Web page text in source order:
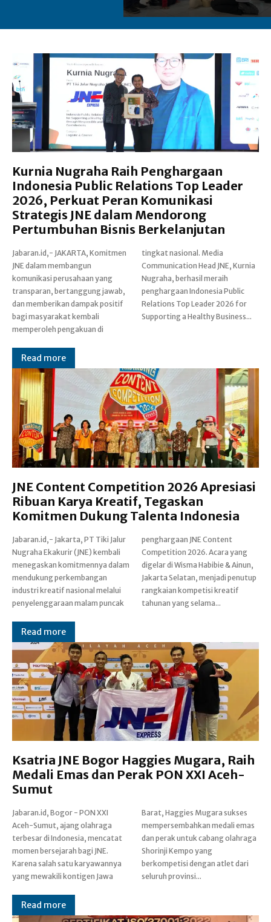
Kurnia Nugraha Raih Penghargaan
Indonesia Public Relations Top Leader
2026, Perkuat Peran Komunikasi
Strategis JNE dalam Mendorong
Pertumbuhan Bisnis Berkelanjutan
Jabaran.id,- JAKARTA, Komitmen
JNE dalam membangun
komunikasi perusahaan yang
transparan, bertanggung jawab,
dan memberikan dampak positif
bagi masyarakat kembali
memperoleh pengakuan di
tingkat nasional. Media
Communication Head JNE, Kurnia
Nugraha, berhasil meraih
penghargaan Indonesia Public
Relations Top Leader 2026 for
Supporting a Healthy Business...
Read more
JNE Content Competition 2026 Apresiasi
Ribuan Karya Kreatif, Tegaskan
Komitmen Dukung Talenta Indonesia
Jabaran.id,- Jakarta, PT Tiki Jalur
Nugraha Ekakurir (JNE) kembali
menegaskan komitmennya dalam
mendukung perkembangan
industri kreatif nasional melalui
penyelenggaraan malam puncak
penghargaan JNE Content
Competition 2026. Acara yang
digelar di Wisma Habibie & Ainun,
Jakarta Selatan, menjadi penutup
rangkaian kompetisi kreatif
tahunan yang selama...
Read more
Ksatria JNE Bogor Haggies Mugara, Raih
Medali Emas dan Perak PON XXI Aceh-
Sumut
Jabaran.id, Bogor - PON XXI
Aceh-Sumut, ajang olahraga
terbesar di Indonesia, mencatat
momen bersejarah bagi JNE.
Karena salah satu karyawannya
yang mewakili kontigen Jawa
Barat, Haggies Mugara sukses
mempersembahkan medali emas
dan perak untuk cabang olahraga
Shorinji Kempo yang
berkompetisi dengan atlet dari
seluruh provinsi...
Read more